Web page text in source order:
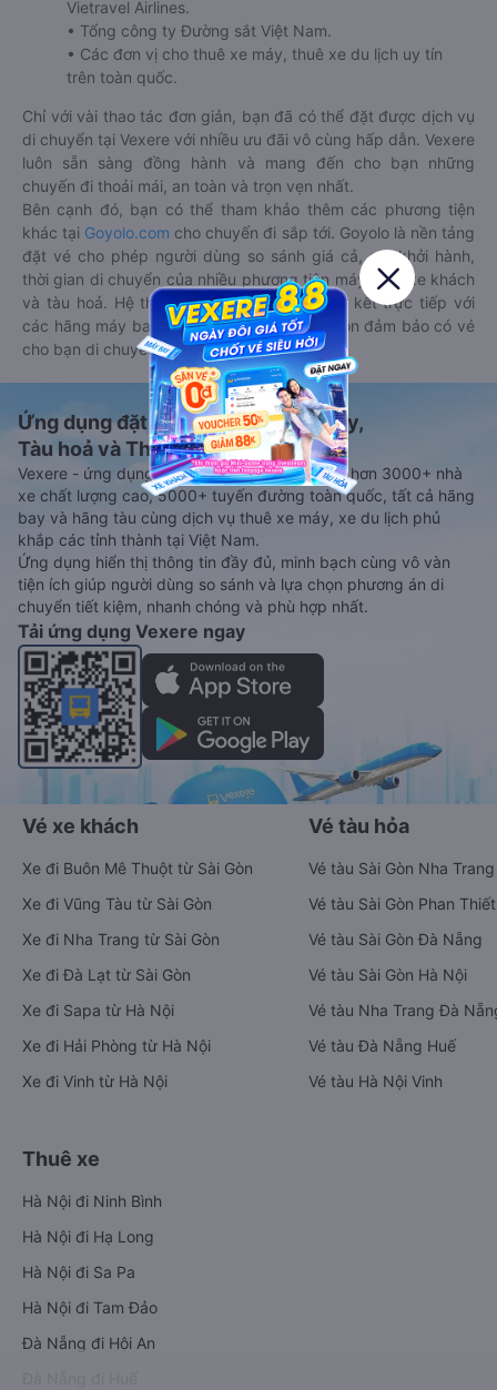
Vietravel Airlines.
• Tổng công ty Đường sắt Việt Nam.
• Các đơn vị cho thuê xe máy, thuê xe du lịch uy tín
trên toàn quốc.
Chỉ với vài thao tác đơn giản, bạn đã có thể đặt được dịch vụ
di chuyển tại Vexere với nhiều ưu đãi vô cùng hấp dẫn. Vexere
luôn sẵn sàng đồng hành và mang đến cho bạn những
chuyến đi thoải mái, an toàn và trọn vẹn nhất.
Bên cạnh đó, bạn có thể tham khảo thêm các phương tiện
khác tại Goyolo.com cho chuyến đi sắp tới. Goyolo là nền tảng
đặt vé cho phép người dùng so sánh giá cả, giờ khởi hành,
thời gian di chuyển của nhiều phương tiện máy bay, xe khách
và tàu hoả. Hệ thống của Goyolo được liên kết trực tiếp với
các hãng máy bay, xe khách và tàu hoả, luôn đảm bảo có vé
cho bạn di chuyển.
Ứng dụng đặt vé Xe khách, Máy bay,
Tàu hoả và Thuê xe
Vexere - ứng dụng đặt vé đa phương tiện với hơn 3000+ nhà
xe chất lượng cao, 5000+ tuyến đường toàn quốc, tất cả hãng
bay và hãng tàu cùng dịch vụ thuê xe máy, xe du lịch phủ
khắp các tỉnh thành tại Việt Nam.
Ứng dụng hiển thị thông tin đầy đủ, minh bạch cùng vô vàn
tiện ích giúp người dùng so sánh và lựa chọn phương án di
chuyển tiết kiệm, nhanh chóng và phù hợp nhất.
Tải ứng dụng Vexere ngay
Vé xe khách
Xe đi Buôn Mê Thuột từ Sài Gòn
Xe đi Vũng Tàu từ Sài Gòn
Xe đi Nha Trang từ Sài Gòn
Xe đi Đà Lạt từ Sài Gòn
Xe đi Sapa từ Hà Nội
Xe đi Hải Phòng từ Hà Nội
Xe đi Vinh từ Hà Nội
Vé tàu hỏa
Vé tàu Sài Gòn Nha Trang
Vé tàu Sài Gòn Phan Thiết
Vé tàu Sài Gòn Đà Nẵng
Vé tàu Sài Gòn Hà Nội
Vé tàu Nha Trang Đà
Vé tàu Đà Nẵng Huế
Vé tàu Hà Nội Vinh
Thuê xe
Hà Nội đi Ninh Bình
Hà Nội đi Hạ Long
Hà Nội đi Sa Pa
Hà Nội đi Tam Đảo
Đà Nẵng đi Hội An